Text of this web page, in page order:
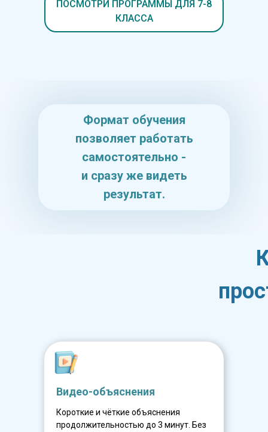
ПОСМОТРИ ПРОГРАММЫ ДЛЯ 7-8
КЛАССА
Формат обучения
позволяет работать
самостоятельно -
и сразу же видеть
результат.
Видео-объяснения
Короткие и чёткие объяснения
продолжительностью до 3 минут. Без